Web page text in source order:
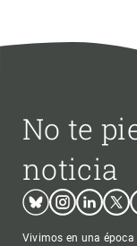
No te
noticia
BlueskyInstagram
Linkedin
Vivimos en una